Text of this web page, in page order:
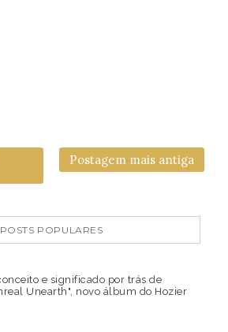
Postagem mais antiga
POSTS POPULARES
e significado por trás de
Unearth", novo álbum do Hozier